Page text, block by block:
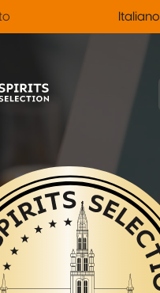
Italiano